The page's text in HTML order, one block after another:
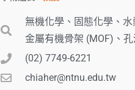
無機化學、固態化學、水
金屬有機骨架 (MOF)、
(02) 7749-6221
chiaher@ntnu.edu.tw